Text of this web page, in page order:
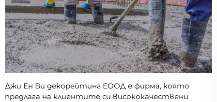
Джи Ен Ви декорейтинг ЕООД е фирма, която
предлага на клиентите си висококачествени